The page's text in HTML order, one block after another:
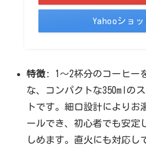
Yahooショ
特徴: 1〜2杯分のコーヒー
な、コンパクトな350mlの
トです。細口設計によりお
ールでき、初心者でも安定
しめます。直火にも対応し